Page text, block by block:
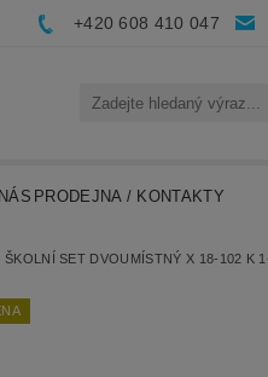
+420 608 410 047
PRODEJNA / KONTAKTY
ŠKOLNÍ SET DVOUMÍSTNÝ X 18-102 K